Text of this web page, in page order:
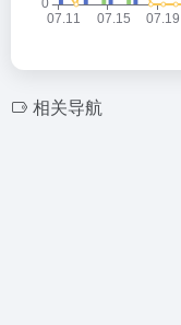
相关导航